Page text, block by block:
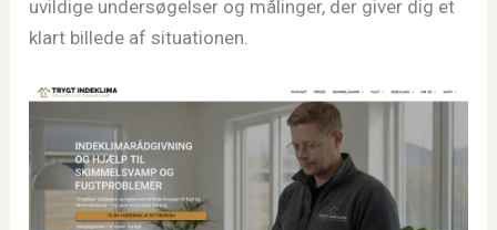
uvildige undersøgelser og målinger, der giver dig et
klart billede af situationen.